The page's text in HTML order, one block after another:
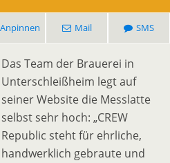
Anpinnen Mail SMS
Das Team der Brauerei in
Unterschleißheim legt auf
seiner Website die Messlatte
selbst sehr hoch: „CREW
Republic steht für ehrliche,
handwerklich gebraute und